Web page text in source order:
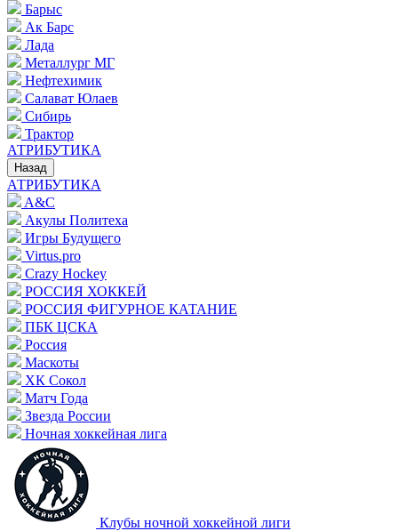
Барыс
Ак Барс
Лада
Металлург МГ
Нефтехимик
Салават Юлаев
Сибирь
Трактор
АТРИБУТИКА
Назад
АТРИБУТИКА
A&C
Акулы Политеха
Игры Будущего
Virtus.pro
Crazy Hockey
РОССИЯ ХОККЕЙ
РОССИЯ ФИГУРНОЕ КАТАНИЕ
ПБК ЦСКА
Россия
Маскоты
ХК Сокол
Матч Года
Звезда России
Ночная хоккейная лига
Клубы ночной хоккейной лиги